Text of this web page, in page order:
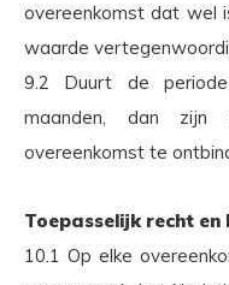
overeenkomst dat wel
waarde
9.2 Duurt de
maanden, dan zijn
overeenkomst te
Toepasselijk recht
10.1 Op elke